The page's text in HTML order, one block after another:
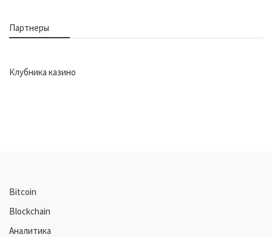
Партнеры
Клубника казино
Bitcoin
Blockchain
Аналитика